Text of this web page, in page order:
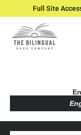
Full Site